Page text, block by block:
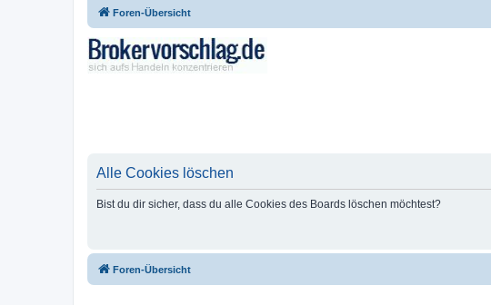
Foren-Übersicht
Alle Cookies löschen
Bist du dir sicher, dass du alle Cookies des Boards löschen möchtest?
Foren-Übersicht